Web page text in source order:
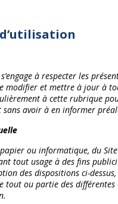
à respecter les
modifier et mettre à jour à
à cette rubrique
sans avoir à en informer
ou informatique, du
tout usage à des fins
des dispositions ci-
tout ou partie des